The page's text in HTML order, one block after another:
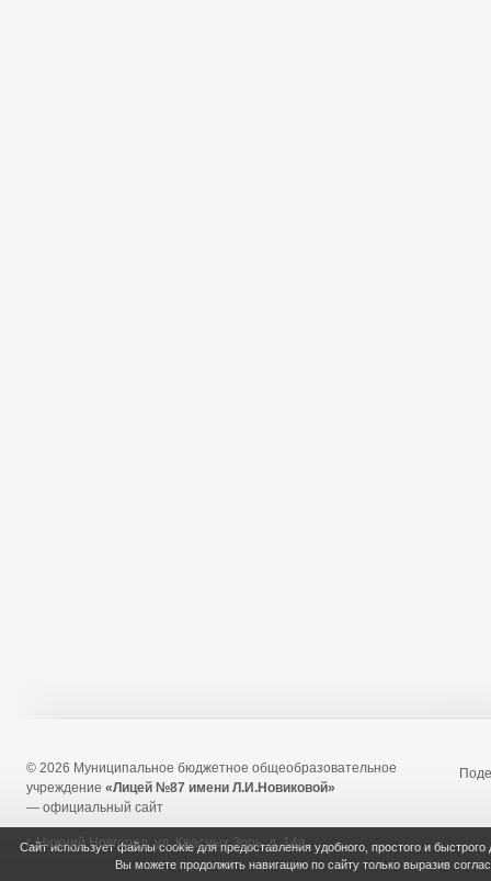
Сайт использует файлы cookie для предоставления удобного, простого и
Вы можете продолжить навигацию по сайту только выразив
© 2026 Муниципальное бюджетное общеобразовательное
учреждение «Лицей №87 имени Л.И.Новиковой»
— официальный сайт
г. Нижний Новгород, ул. Красных Зорь, д. 14а